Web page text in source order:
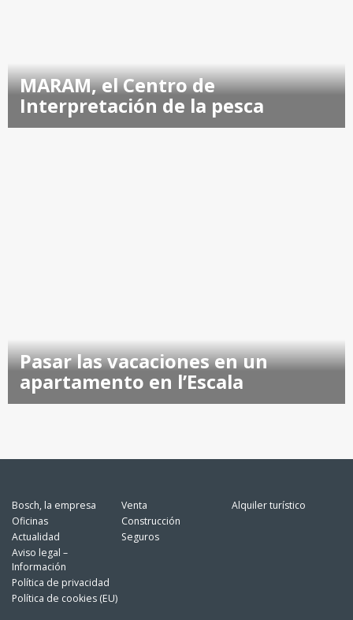
MARAM, el Centro de
Interpretación de la pesca
Pasar las vacaciones en un
apartamento en l’Escala
Bosch, la empresa
Oficinas
Actualidad
Aviso legal –
Información
Política de privacidad
Política de cookies (EU)
Venta
Construcción
Seguros
Alquiler turístico